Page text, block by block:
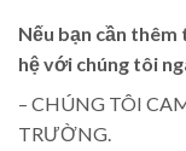
Nếu bạn cần
hệ với chúng tôi
– CHÚNG TÔI
TRƯỜNG.